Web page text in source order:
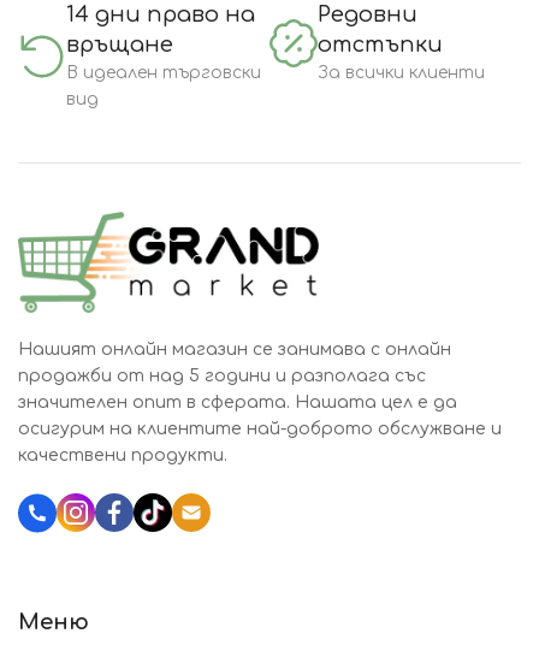
14 дни право на
връщане
В идеален търговски
вид
Редовни
отстъпки
За всички клиенти
Нашият онлайн магазин се занимава с онлайн
продажби от над 5 години и разполага със
значителен опит в сферата. Нашата цел е да
осигурим на клиентите най-доброто обслужване и
качествени продукти.
Меню